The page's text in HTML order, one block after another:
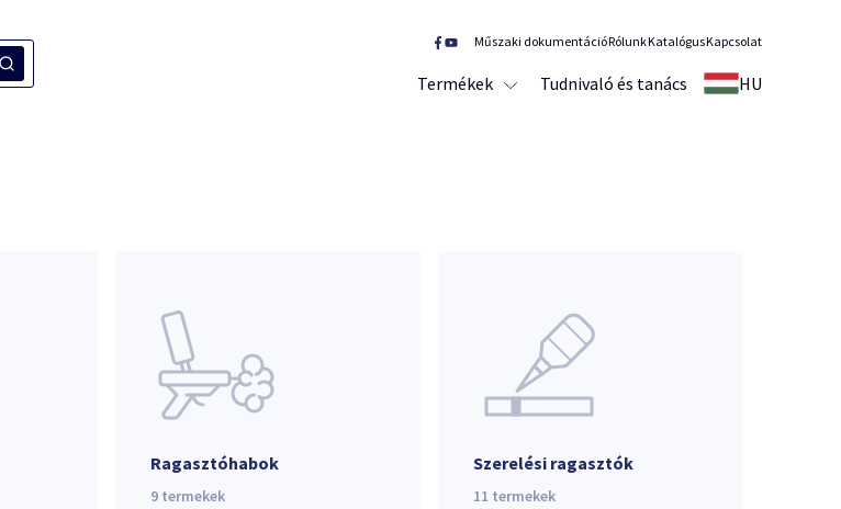
Termékek Tudnivaló és tanács HU
Műszaki dokumentációRólunkKatalógusKapcsolat
Ragasztóhabok
9 termekek
Szerelési ragasztók
11 termekek